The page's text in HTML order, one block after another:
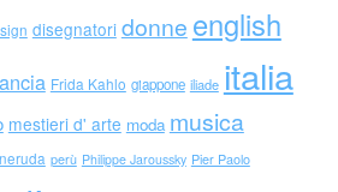
disegnatori donne english
Frida Kahlo giappone iliade italia
mestieri d' arte moda musica
perù Philippe Jaroussky Pier Paolo